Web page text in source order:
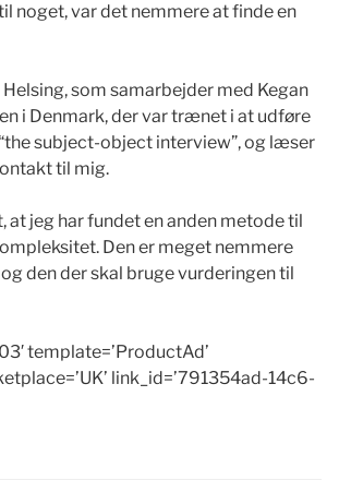
noget, var det nemmere at finde en
som samarbejder med Kegan
i Denmark, der var trænet i at udføre
subject-object interview”, og læser
til mig.
at jeg har fundet en anden metode til
Den er meget nemmere
den der skal bruge vurderingen til
template=’ProductAd’
link_id=’791354ad-14c6-